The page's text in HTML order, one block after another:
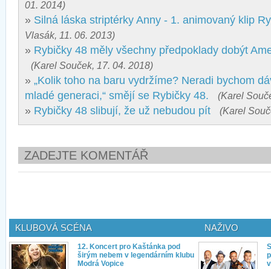
01. 2014)
» Silná láska striptérky Anny - 1. animovaný klip
Vlasák, 11. 06. 2013)
» Rybičky 48 měly všechny předpoklady dobýt
(Karel Souček, 17. 04. 2018)
» „Kolik toho na baru vydržíme? Neradi bychom
mladé generaci,“ smějí se Rybičky 48.
(Karel
» Rybičky 48 slibují, že už nebudou pít (Karel
ZADEJTE KOMENTÁŘ
KLUBOVÁ SCÉNA
12. Koncert pro Kaštánka pod
širým nebem v legendárním klubu
Modrá Vopice
NAŽIVO